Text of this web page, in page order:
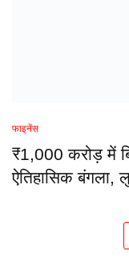
फाइनेंस
₹1,000 करोड़ में
ऐतिहासिक बंगला,